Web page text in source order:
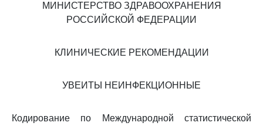
МИНИСТЕРСТВО ЗДРАВООХРАНЕНИЯ
РОССИЙСКОЙ ФЕДЕРАЦИИ
КЛИНИЧЕСКИЕ РЕКОМЕНДАЦИИ
УВЕИТЫ НЕИНФЕКЦИОННЫЕ
Кодирование по Международной статистической